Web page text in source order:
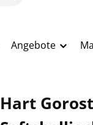
Angebote
Hart